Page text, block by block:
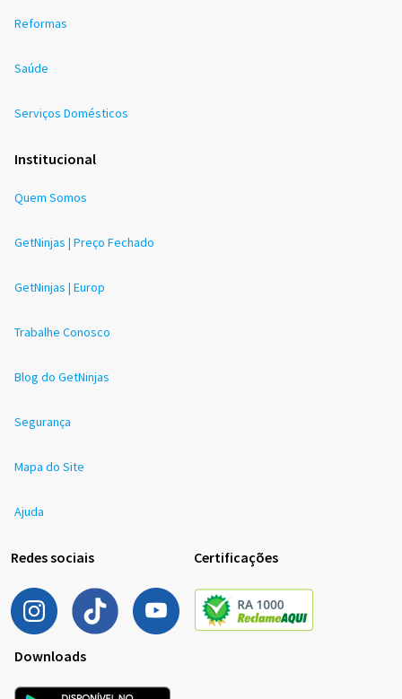
Reformas
Saúde
Serviços Domésticos
Institucional
Quem Somos
GetNinjas | Preço Fechado
GetNinjas | Europ
Trabalhe Conosco
Blog do GetNinjas
Segurança
Mapa do Site
Ajuda
Redes sociais Certificações
Downloads